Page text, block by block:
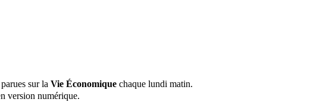
sur la Vie Économique chaque lundi matin.
version numérique.